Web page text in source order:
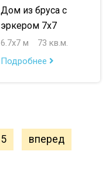
Дом из бруса с
эркером 7х7
6.7х7 м
73 кв.м.
Подробнее
5 вперед